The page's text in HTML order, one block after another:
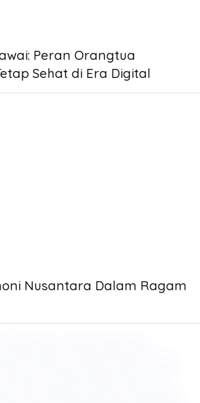
Peran Orangtua
Sehat di Era Digital
Nusantara Dalam Ragam